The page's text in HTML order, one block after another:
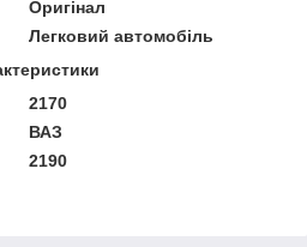
Оригінал
Легковий автомобіль
2170
ВАЗ
2190